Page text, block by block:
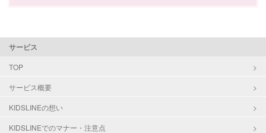
サービス
TOP
サービス概要
KIDSLINEの想い
KIDSLINEでのマナー・注意点